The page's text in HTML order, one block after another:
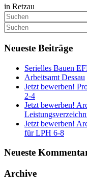
in Retzau
Neueste Beiträge
Serielles Bauen
Arbeitsamt Dessau
Jetzt bewerben!
2-4
Jetzt bewerben!
Jetzt bewerben!
für LPH 6-8
Neueste
Archive